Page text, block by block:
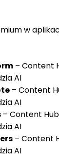
w
– Content
AI
– Content
AI
– Content
AI
– Content
AI